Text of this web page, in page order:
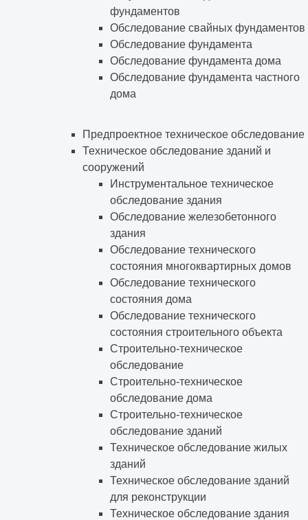
фундаментов
Обследование свайных фундаментов
Обследование фундамента
Обследование фундамента дома
Обследование фундамента частного
дома
Предпроектное техническое обследование
Техническое обследование зданий и
сооружений
Инструментальное техническое
обследование здания
Обследование железобетонного
здания
Обследование технического
состояния многоквартирных домов
Обследование технического
состояния дома
Обследование технического
состояния строительного объекта
Строительно-техническое
обследование
Строительно-техническое
обследование дома
Строительно-техническое
обследование зданий
Техническое обследование жилых
зданий
Техническое обследование зданий
для реконструкции
Техническое обследование здания